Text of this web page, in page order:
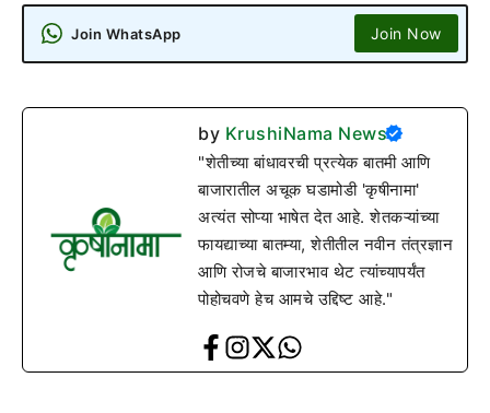
Join WhatsApp Join Now
by KrushiNama News
"शेतीच्या बांधावरची प्रत्येक बातमी आणि
बाजारातील अचूक घडामोडी 'कृषीनामा'
अत्यंत सोप्या भाषेत देत आहे. शेतकऱ्यांच्या
फायद्याच्या बातम्या, शेतीतील नवीन तंत्रज्ञान
आणि रोजचे बाजारभाव थेट त्यांच्यापर्यंत
पोहोचवणे हेच आमचे उद्दिष्ट आहे."